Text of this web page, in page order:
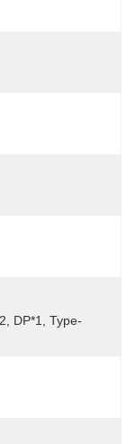
DP*1, Type-